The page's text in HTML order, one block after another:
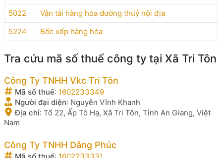
5022
Vận tải hàng hóa đường thuỷ nội địa
5224
Bốc xếp hàng hóa
Tra cứu mã số thuế công ty tại Xã Tri Tôn
Công Ty TNHH Vkc Tri Tôn
Mã số thuế: 1602233349
Người đại diện: Nguyễn Vĩnh Khanh
Địa chỉ: Tổ 22, Ấp Tô Hạ, Xã Tri Tôn, Tỉnh An Giang, Việt
Nam
Công Ty TNHH Dâng Phúc
Mã số thuế: 1602233331